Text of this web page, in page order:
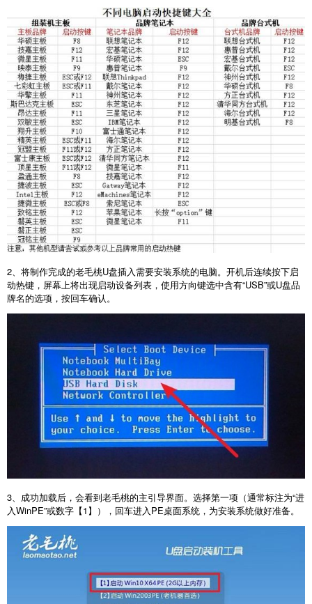
2、将制作完成的老毛桃U盘插入需要安装系统的电脑。开机后连续按下启
动热键，屏幕上将出现启动设备列表，使用方向键选中含有“USB”或U盘品
牌名的选项，按回车确认。
3、成功加载后，会看到老毛桃的主引导界面。选择第一项（通常标注为“进
入WinPE”或数字【1】），回车进入PE桌面系统，为安装系统做好准备。